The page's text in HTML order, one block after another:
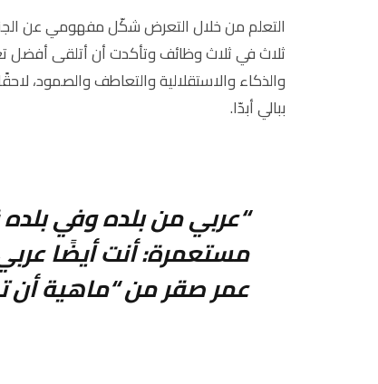
التعلم من خلال التعرض شكّل مفهومي عن
ثلاث في ثلاث وظائف وتأكدت أن أتلقى أفضل
والذكاء والاستقلالية والتعاطف والصمود،
ببالي أبدّا.
“عربي من بلده وفي
مستعمرة: أنت أيضًا
عمر صقر من “ماهية أن